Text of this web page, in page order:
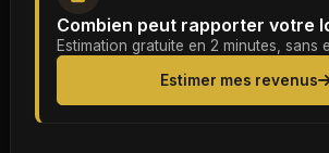
Combien peut rapporter votre
Estimation gratuite en 2 minutes, sans
Estimer mes revenus